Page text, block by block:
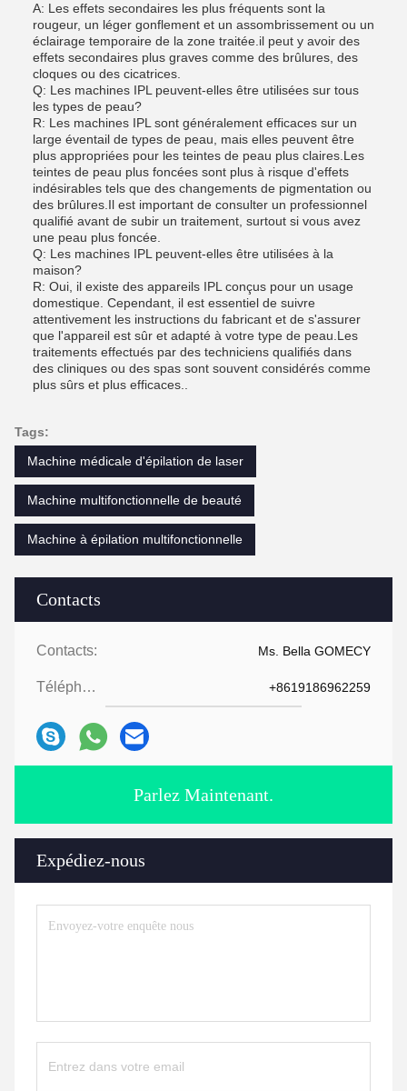
Contacts
Contacts: Ms. Bella GOMECY
Téléphone: +8619186962259
Parlez Maintenant.
Expédiez-nous
A: Les effets secondaires les plus fréquents sont la
rougeur, un léger gonflement et un assombrissement ou un
éclairage temporaire de la zone traitée.il peut y avoir des
effets secondaires plus graves comme des brûlures, des
cloques ou des cicatrices.
Q: Les machines IPL peuvent-elles être utilisées sur tous
les types de peau?
R: Les machines IPL sont généralement efficaces sur un
large éventail de types de peau, mais elles peuvent être
plus appropriées pour les teintes de peau plus claires.Les
teintes de peau plus foncées sont plus à risque d'effets
indésirables tels que des changements de pigmentation ou
des brûlures.Il est important de consulter un professionnel
qualifié avant de subir un traitement, surtout si vous avez
une peau plus foncée.
Q: Les machines IPL peuvent-elles être utilisées à la
maison?
R: Oui, il existe des appareils IPL conçus pour un usage
domestique. Cependant, il est essentiel de suivre
attentivement les instructions du fabricant et de s'assurer
que l'appareil est sûr et adapté à votre type de peau.Les
traitements effectués par des techniciens qualifiés dans
des cliniques ou des spas sont souvent considérés comme
plus sûrs et plus efficaces..
Tags:
Machine médicale d'épilation de laser
Machine multifonctionnelle de beauté
Machine à épilation multifonctionnelle